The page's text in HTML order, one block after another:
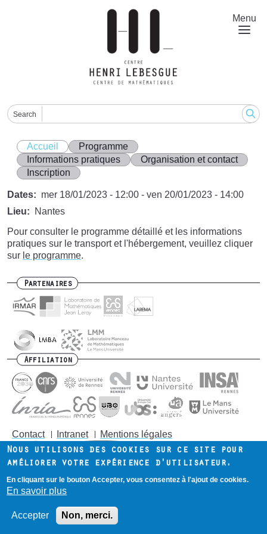
Menu
Search
Accueil
Programme
Informations pratiques
Organisation et contact
Inscription
Dates mer 18/01/2023 - 12:00 - ven 20/01/2023 - 14:00
Lieu
Nantes
Pour consulter le programme détaillé et les informations
pratiques sur le transport et l'hébergement, veuillez cliquer
sur le programme.
Partenaires
Affiliation
Footer
menu
Contact Intranet Mentions légales
Nous utilisons des cookies sur ce site pour
améliorer votre expérience d'utilisateur.
En cliquant sur le bouton Accepter, vous consentez à l'ajout de cookies.
En savoir plus
Accepter Non, merci.